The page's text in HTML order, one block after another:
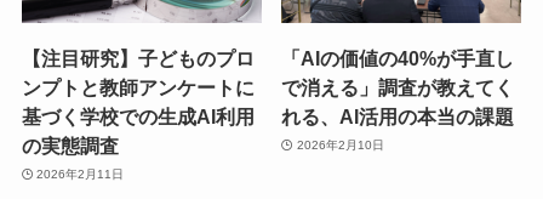
【注目研究】子どものプロ
ンプトと教師アンケートに
基づく学校での生成AI利用
の実態調査
2026年2月11日
「AIの価値の40%が手直し
で消える」調査が教えてく
れる、AI活用の本当の課題
2026年2月10日